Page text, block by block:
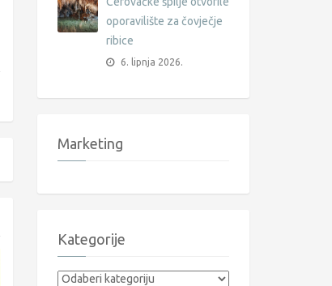
oporavilište za čovječje
ribice
6. lipnja 2026.
Marketing
Kategorije
Kategorije